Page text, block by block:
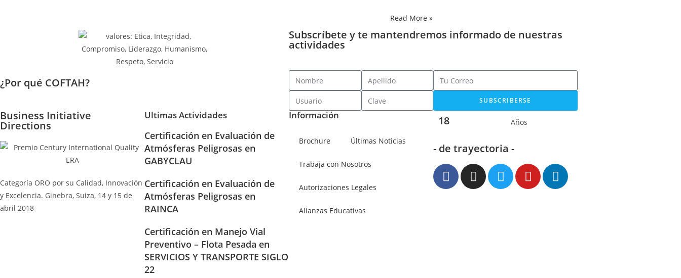
Read More »
¿Por qué COFTAH?
Subscríbete y te mantendremos informado de nuestras
actividades
SUBSCRIBERSE
Business Initiative
Directions
Categoría ORO por su Calidad, Innovación
y Excelencia. Ginebra, Suiza, 14 y 15 de
abril 2018
Ultimas Actividades
Certificación en Evaluación de
Atmósferas Peligrosas en
GABYCLAU
Certificación en Evaluación de
Atmósferas Peligrosas en
RAINCA
Certificación en Manejo Vial
Preventivo – Flota Pesada en
SERVICIOS Y TRANSPORTE SIGLO
22
Información
Brochure Últimas Noticias
Trabaja con Nosotros
Autorizaciones Legales
Alianzas Educativas
18 Años
- de trayectoria -